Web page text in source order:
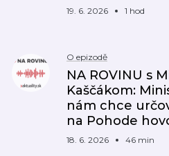
19. 6. 2026 1 hod
O epizodě
NA ROVINU s
Kaščákom:
nám chce
na Pohode
18. 6. 2026 46 min